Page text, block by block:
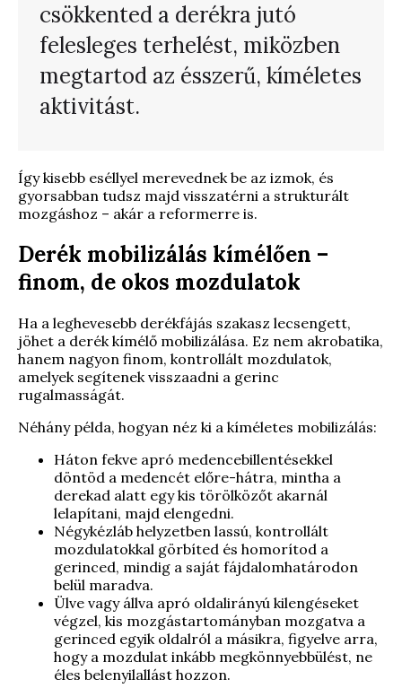
csökkented a derékra jutó
felesleges terhelést, miközben
megtartod az ésszerű, kíméletes
aktivitást.
Így kisebb eséllyel merevednek be az izmok, és
gyorsabban tudsz majd visszatérni a strukturált
mozgáshoz – akár a reformerre is.
Derék mobilizálás kímélően –
finom, de okos mozdulatok
Ha a leghevesebb derékfájás szakasz lecsengett,
jöhet a derék kímélő mobilizálása. Ez nem akrobatika,
hanem nagyon finom, kontrollált mozdulatok,
amelyek segítenek visszaadni a gerinc
rugalmasságát.
Néhány példa, hogyan néz ki a kíméletes mobilizálás:
Háton fekve apró medencebillentésekkel
döntöd a medencét előre-hátra, mintha a
derekad alatt egy kis törölközőt akarnál
lelapítani, majd elengedni.
Négykézláb helyzetben lassú, kontrollált
mozdulatokkal görbíted és homorítod a
gerinced, mindig a saját fájdalomhatárodon
belül maradva.
Ülve vagy állva apró oldalirányú kilengéseket
végzel, kis mozgástartományban mozgatva a
gerinced egyik oldalról a másikra, figyelve arra,
hogy a mozdulat inkább megkönnyebbülést, ne
éles belenyilallást hozzon.